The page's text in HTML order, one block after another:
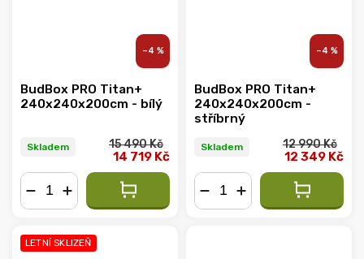
–4 %
BudBox PRO Titan+
240x240x200cm - bílý
Skladem 15 490 Kč
14 719 Kč
–4 %
BudBox PRO Titan+
240x240x200cm -
stříbrný
Skladem 12 990 Kč
12 349 Kč
LETNÍ SKLIZEŇ